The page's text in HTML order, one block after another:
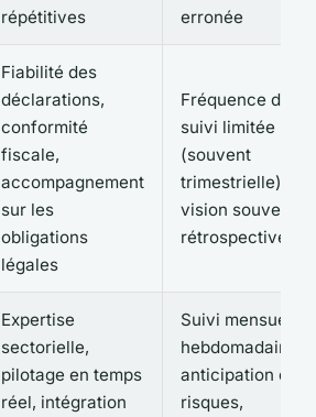
répétitives erronée
Fiabilité des
déclarations,
conformité
fiscale,
accompagnement
sur les
obligations
légales
Fréquence de
suivi limitée
(souvent
trimestrielle),
vision souvent
rétrospective
Expertise
sectorielle,
pilotage en temps
réel, intégration
Suivi mensuel ou
hebdomadaire,
anticipation des
risques,